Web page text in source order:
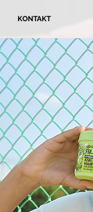
KONTAKT